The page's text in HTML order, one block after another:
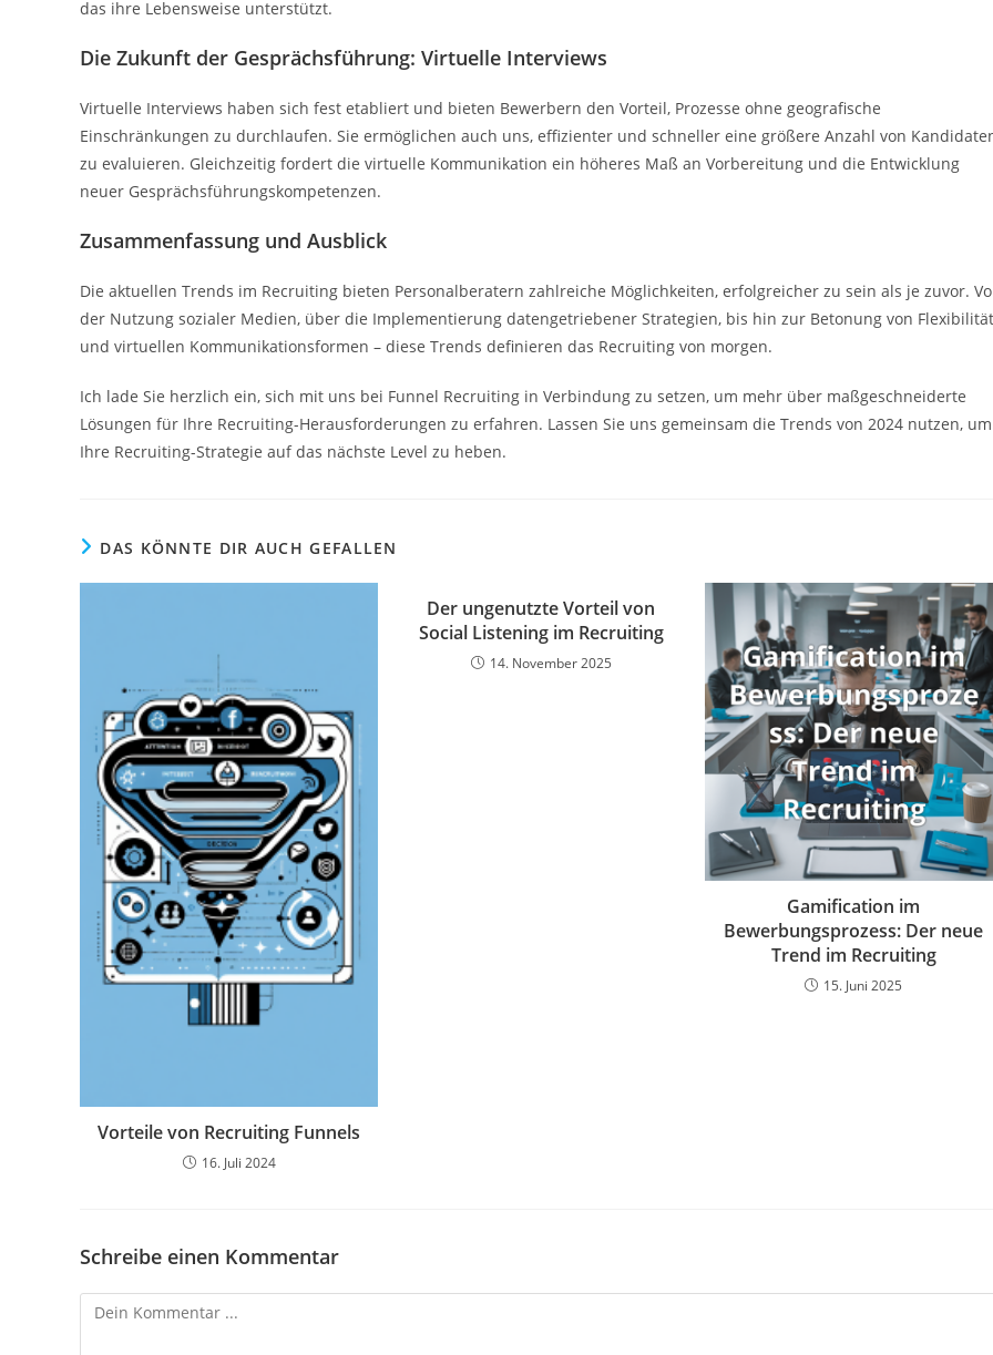
das ihre Lebensweise unterstützt.
Die Zukunft der Gesprächsführung: Virtuelle Interviews
Virtuelle Interviews haben sich fest etabliert und bieten Bewerbern den Vorteil, Prozesse ohne geografische
Einschränkungen zu durchlaufen. Sie ermöglichen auch uns, effizienter und schneller eine größere Anzahl von
zu evaluieren. Gleichzeitig fordert die virtuelle Kommunikation ein höheres Maß an Vorbereitung und die Entwicklung
neuer Gesprächsführungskompetenzen.
Zusammenfassung und Ausblick
Die aktuellen Trends im Recruiting bieten Personalberatern zahlreiche Möglichkeiten, erfolgreicher zu sein als je zuvor.
der Nutzung sozialer Medien, über die Implementierung datengetriebener Strategien, bis hin zur Betonung von Flexibilität
und virtuellen Kommunikationsformen – diese Trends definieren das Recruiting von morgen.
Ich lade Sie herzlich ein, sich mit uns bei Funnel Recruiting in Verbindung zu setzen, um mehr über maßgeschneiderte
Lösungen für Ihre Recruiting-Herausforderungen zu erfahren. Lassen Sie uns gemeinsam die Trends von 2024 nutzen, um
Ihre Recruiting-Strategie auf das nächste Level zu heben.
DAS KÖNNTE DIR AUCH GEFALLEN
Vorteile von Recruiting Funnels
16. Juli 2024
Der ungenutzte Vorteil von
Social Listening im Recruiting
14. November 2025
Gamification im
Bewerbungsprozess: Der neue
Trend im Recruiting
15. Juni 2025
Schreibe einen Kommentar
Kommentieren